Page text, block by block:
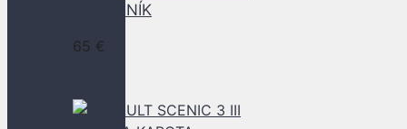
NÁRAZNÍK
65 €